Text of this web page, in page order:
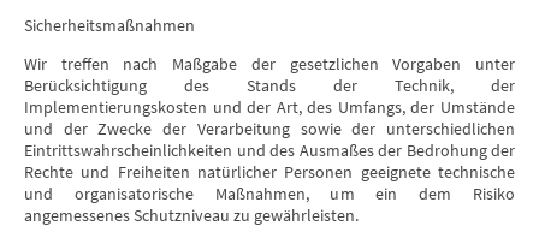
Sicherheitsmaßnahmen
Wir treffen nach Maßgabe der gesetzlichen Vorgaben unter
Berücksichtigung des Stands der Technik, der
Implementierungskosten und der Art, des Umfangs, der Umstände
und der Zwecke der Verarbeitung sowie der unterschiedlichen
Eintrittswahrscheinlichkeiten und des Ausmaßes der Bedrohung der
Rechte und Freiheiten natürlicher Personen geeignete technische
und organisatorische Maßnahmen, um ein dem Risiko
angemessenes Schutzniveau zu gewährleisten.